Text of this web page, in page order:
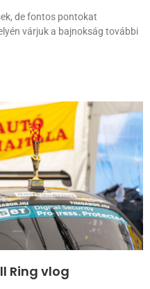
de fontos pontokat
várjuk a bajnokság további
Ring vlog